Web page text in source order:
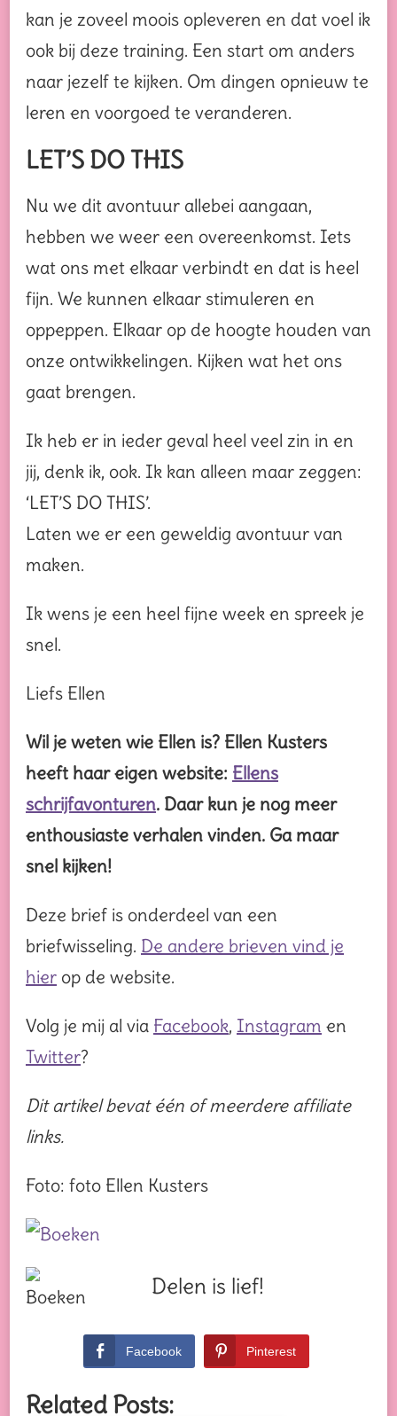
kan je zoveel moois opleveren en dat voel ik
ook bij deze training. Een start om anders
naar jezelf te kijken. Om dingen opnieuw te
leren en voorgoed te veranderen.
LET’S DO THIS
Nu we dit avontuur allebei aangaan,
hebben we weer een overeenkomst. Iets
wat ons met elkaar verbindt en dat is heel
fijn. We kunnen elkaar stimuleren en
oppeppen. Elkaar op de hoogte houden van
onze ontwikkelingen. Kijken wat het ons
gaat brengen.
Ik heb er in ieder geval heel veel zin in en
jij, denk ik, ook. Ik kan alleen maar zeggen:
‘LET’S DO THIS’.
Laten we er een geweldig avontuur van
maken.
Ik wens je een heel fijne week en spreek je
snel.
Liefs Ellen
Wil je weten wie Ellen is? Ellen Kusters
heeft haar eigen website: Ellens
schrijfavonturen. Daar kun je nog meer
enthousiaste verhalen vinden. Ga maar
snel kijken!
Deze brief is onderdeel van een
briefwisseling. De andere brieven vind je
hier op de website.
Volg je mij al via Facebook, Instagram en
Twitter?
Dit artikel bevat één of meerdere affiliate
links.
Foto: foto Ellen Kusters
Delen is lief!
Facebook Pinterest
Related Posts: